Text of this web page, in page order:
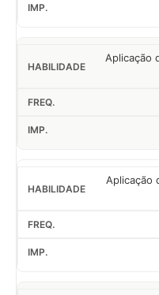
Aplicação
Aplicação